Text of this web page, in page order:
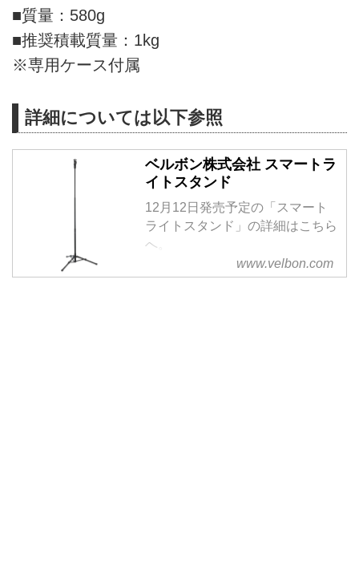
■質量：580g
■推奨積載質量：1kg
※専用ケース付属
詳細については以下参照
ベルボン株式会社 スマートラ
イトスタンド
12月12日発売予定の「スマート
ライトスタンド」の詳細はこちら
へ。
www.velbon.com